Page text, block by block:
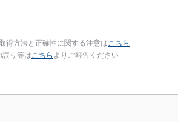
得方法と正確性に関する注意はこちら
り等はこちらよりご報告ください